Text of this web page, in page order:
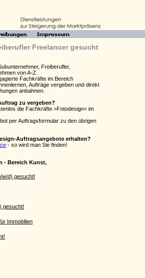
Freelancer gesucht
Freiberufler,
von A-Z.
Fachkräfte im Bereich
Aufträge vergeben und direkt
anbahnen.
zu vergeben?
die Fachkräfte >Fotodesign< im
per Auftragsformular zu den übrigen
Auftragsangebote erhalten?
- so wird man Sie finden!